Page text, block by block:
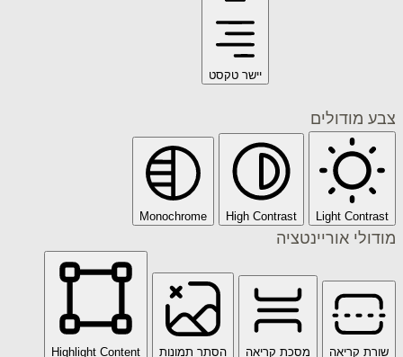
יישר טקסט
Light
High Contrast
Monochrome
אוריינטציה
מסכת קריאה הסתר תמונות Highlight Content